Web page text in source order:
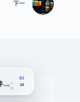
下一
做到最輕量
01
24